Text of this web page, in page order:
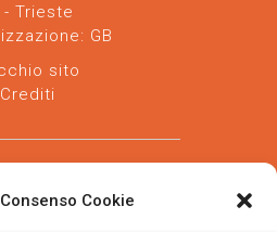
Cookie
- Trieste
GB
sito
Crediti